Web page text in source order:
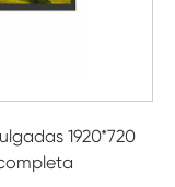
1920*720